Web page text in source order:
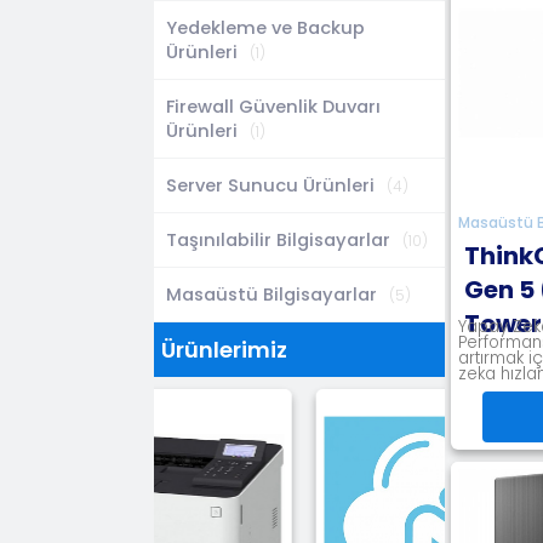
Masaüstü
Gen
Tower
Yapay
artırmak
zeka
Yedekleme ve Backup
Ürünleri
(1)
Firewall Güvenlik Duvarı
Ürünleri
(1)
Server Sunucu Ürünleri (4)
Taşınılabilir Bilgisayarlar (10)
Masaüstü Bilgisayarlar (5)
Ürünlerimiz